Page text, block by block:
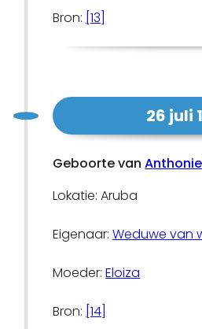
Bron: [13]
26 juli
Geboorte van
Lokatie: Aruba
Eigenaar:Weduwe van
Moeder:Eloiza
Bron: [14]